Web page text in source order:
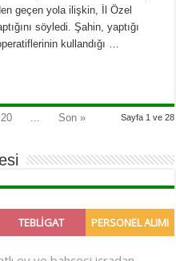
geçen yola ilişkin, İl Özel
söyledi. Şahin, yaptığı
kullandığı …
Sayfa 1 ve 28
20 Son »